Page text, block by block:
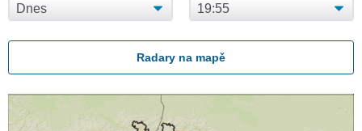
Radary na mapě